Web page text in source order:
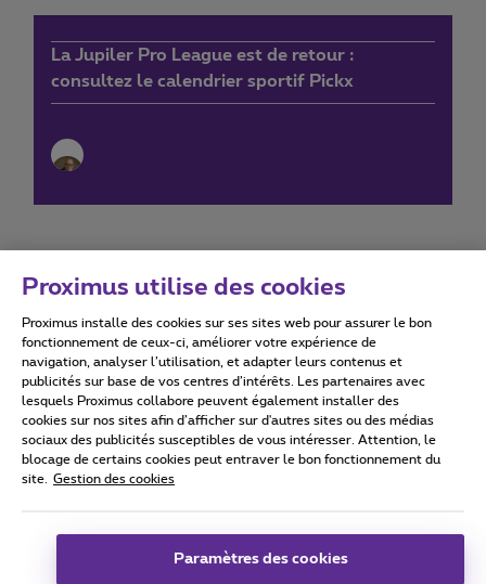
La Jupiler Pro League est de retour :
consultez le calendrier sportif Pickx
Conditions d'utilisation Accessibility statement
Tous droits réservés. © 2026 Proximus
Conditions générales, info consommateur
Coordonnées de l’entreprise
Proximus utilise des cookies
Proximus installe des cookies sur ses sites web pour assurer le bon
fonctionnement de ceux-ci, améliorer votre expérience de
navigation, analyser l’utilisation, et adapter leurs contenus et
publicités sur base de vos centres d’intérêts. Les partenaires avec
lesquels Proximus collabore peuvent également installer des
cookies sur nos sites afin d’afficher sur d'autres sites ou des médias
sociaux des publicités susceptibles de vous intéresser. Attention, le
blocage de certains cookies peut entraver le bon fonctionnement du
site.
Gestion des cookies
Paramètres des cookies